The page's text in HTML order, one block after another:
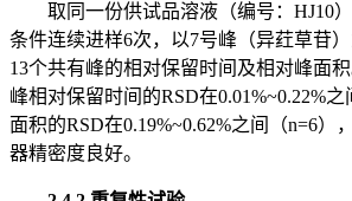
取同一份供试品溶液（编号：HJ10
条件连续进样6次，以7号峰（异荭草苷
13个共有峰的相对保留时间及相对峰面
峰相对保留时间的RSD在0.01%~0.22%
面积的RSD在0.19%~0.62%之间（n=6）
器精密度良好。